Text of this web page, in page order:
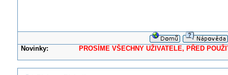
Novinky: PROSÍME VŠECHNY UŽIVATELE, PŘED